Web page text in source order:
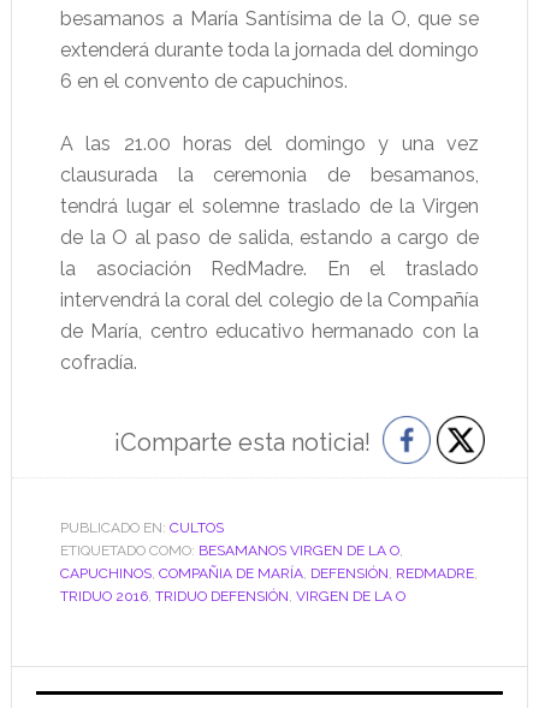
besamanos a María Santísima de la O, que se
extenderá durante toda la jornada del domingo
6 en el convento de capuchinos.
A las 21.00 horas del domingo y una vez
clausurada la ceremonia de besamanos,
tendrá lugar el solemne traslado de la Virgen
de la O al paso de salida, estando a cargo de
la asociación RedMadre. En el traslado
intervendrá la coral del colegio de la Compañía
de María, centro educativo hermanado con la
cofradía.
¡Comparte esta noticia!
PUBLICADO EN: CULTOS
ETIQUETADO COMO: BESAMANOS VIRGEN DE LA O,
CAPUCHINOS, COMPAÑIA DE MARÍA, DEFENSIÓN REDMADRE,
TRIDUO 2016, TRIDUO DEFENSIÓN VIRGEN DE LA O
Barra